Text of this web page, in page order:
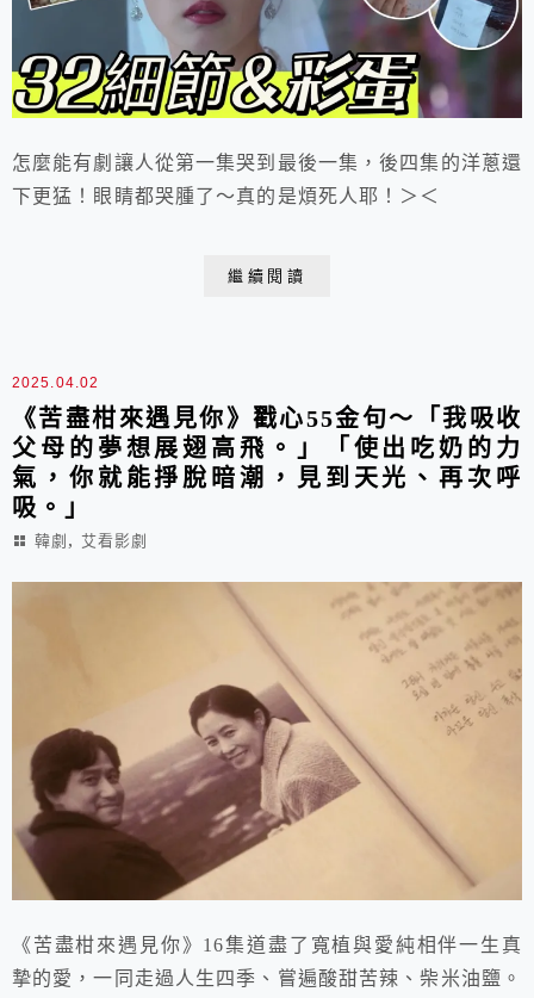
怎麼能有劇讓人從第一集哭到最後一集，後四集的洋蔥還
下更猛！眼睛都哭腫了～真的是煩死人耶！＞＜
繼續閱讀
2025.04.02
《苦盡柑來遇見你》戳心55金句～「我吸收
父母的夢想展翅高飛。」「使出吃奶的力
氣，你就能掙脫暗潮，見到天光、再次呼
吸。」
韓劇 , 艾看影劇
《苦盡柑來遇見你》16集道盡了寬植與愛純相伴一生真
摯的愛，一同走過人生四季、嘗遍酸甜苦辣、柴米油鹽。